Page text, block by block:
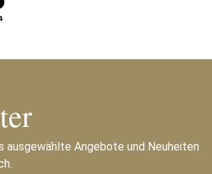
ausgewählte Angebote und Neuheiten